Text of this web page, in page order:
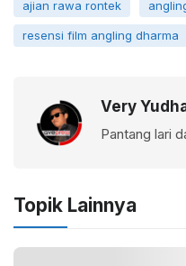
ajian rawa rontek
resensi film angling dharma
Very
Pantang lari
Topik Lainnya